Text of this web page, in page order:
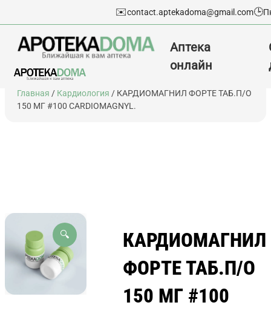
Перейти
содержимому
✉️contact.aptekadoma@gmail.com🕒
Аптека
онлайн
Главная / Кардиология / КАРДИОМАГНИЛ ФОРТЕ ТАБ.П/О
150 МГ #100 CARDIOMAGNYL.
🔍
КАРДИОМАГНИЛ
ФОРТЕ ТАБ.П/О
150 МГ #100